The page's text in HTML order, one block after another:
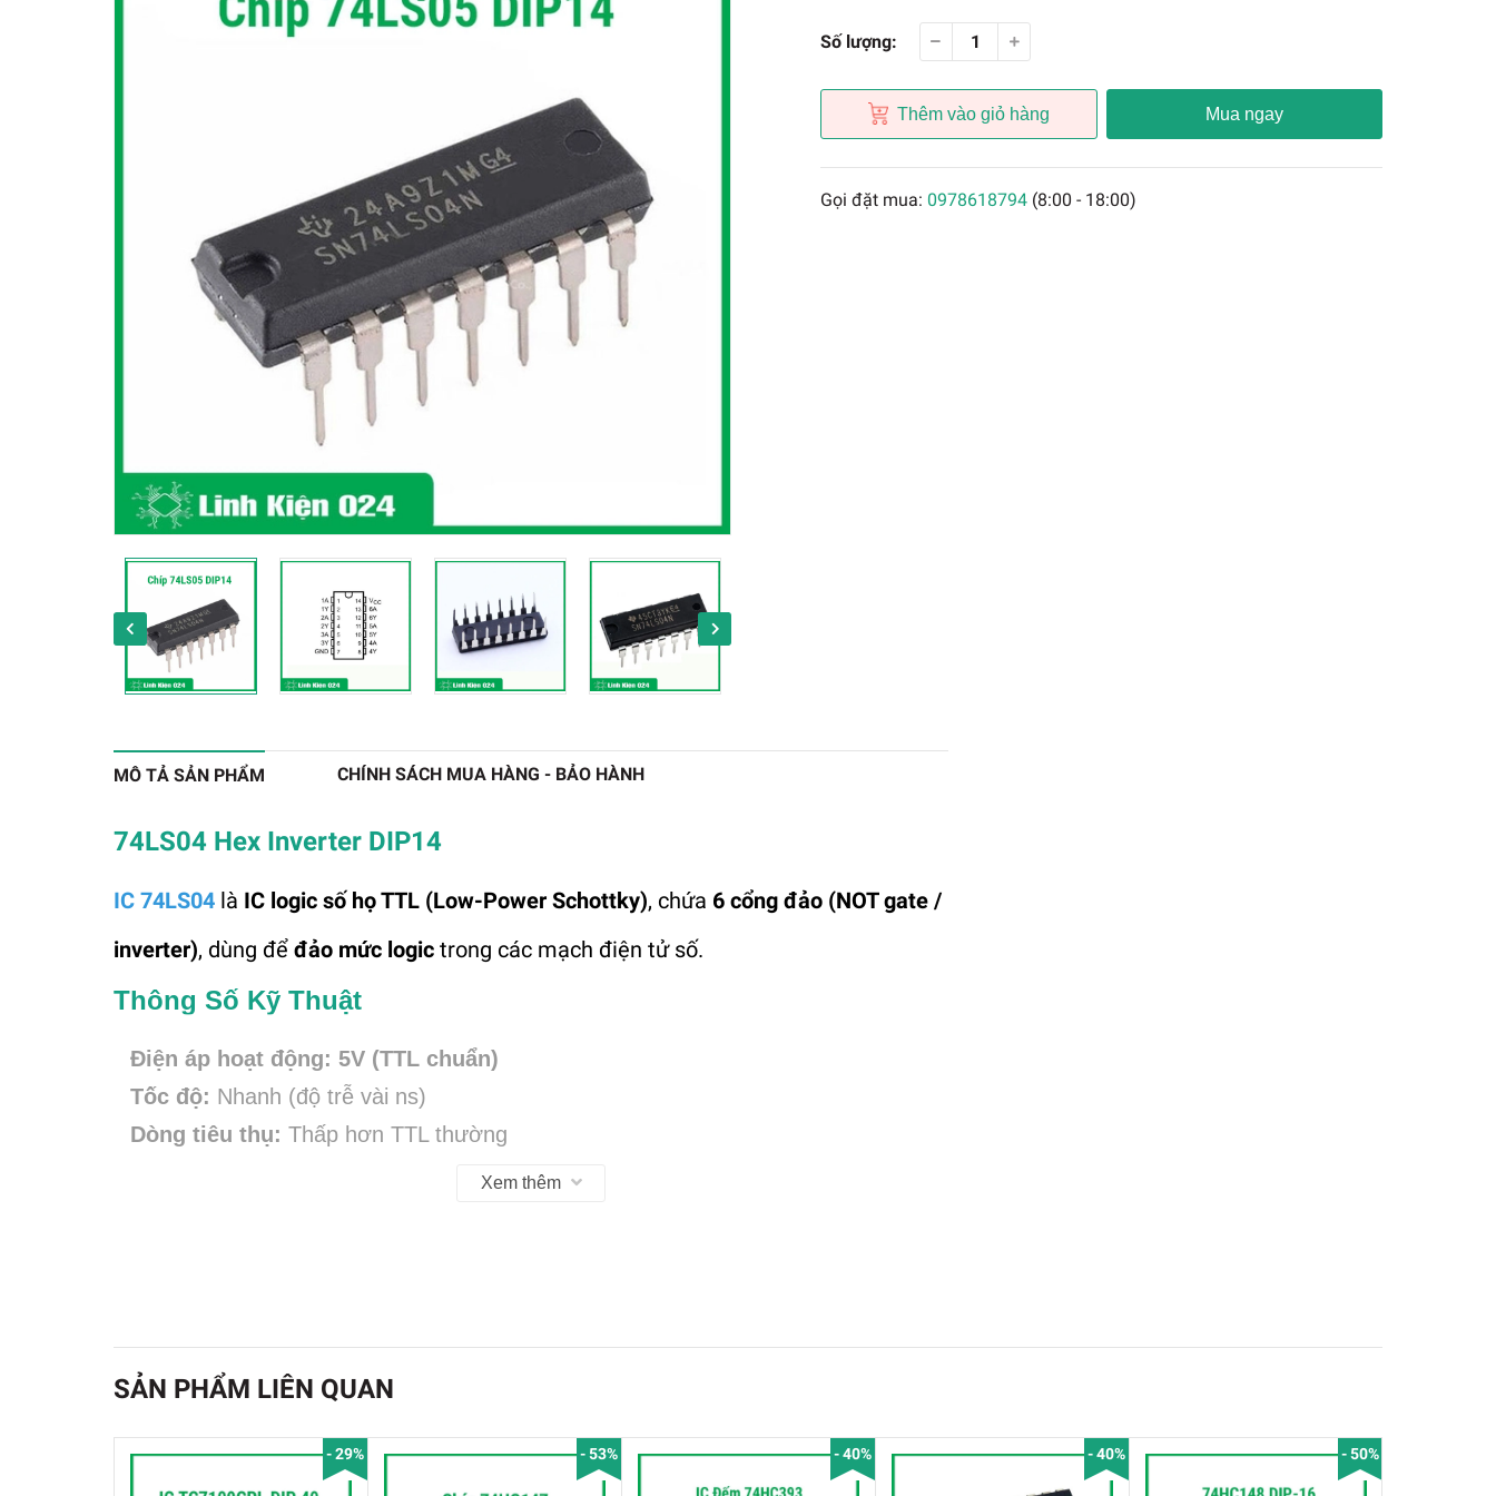
Số lượng:
Thêm vào giỏ hàng Mua ngay
Gọi đặt mua: 0978618794 (8:00 - 18:00)
MÔ TẢ SẢN PHẨM CHÍNH SÁCH MUA HÀNG - BẢO HÀNH
74LS04 Hex Inverter DIP14
IC 74LS04 là IC logic số họ TTL (Low-Power Schottky), chứa 6 cổng đảo (NOT gate /
inverter), dùng để đảo mức logic trong các mạch điện tử số.
Thông Số Kỹ Thuật
Điện áp hoạt động: 5V (TTL chuẩn)
Tốc độ: Nhanh (độ trễ vài ns)
Dòng tiêu thụ: Thấp hơn TTL thường
✅ Tạo xung vuông, mạch dao động RC
✅ Đệm tín hiệu (buffer đơn giản)
✅ Mạch logic số, mạch học tập
Xem thêm
SẢN PHẨM LIÊN QUAN
- 29% - 53% - 40% - 40% - 50%